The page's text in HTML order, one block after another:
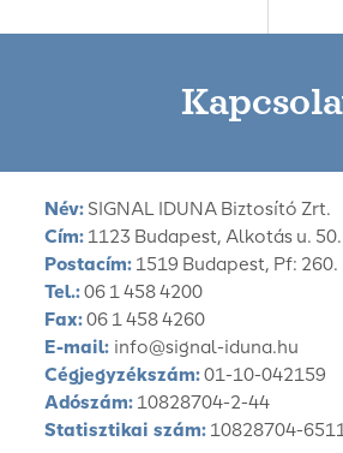
Név: SIGNAL IDUNA Biztosító Zrt.
Cím: 1123 Budapest, Alkotás u. 50.
Postacím: 1519 Budapest, Pf: 260.
Tel.:06 1 458 4200
Fax:06 1 458 4260
E-mail: info@signal-iduna.hu
Cégjegyzékszám:01-10-042159
Adószám: 10828704-2-44
Statisztikai szám: 10828704-